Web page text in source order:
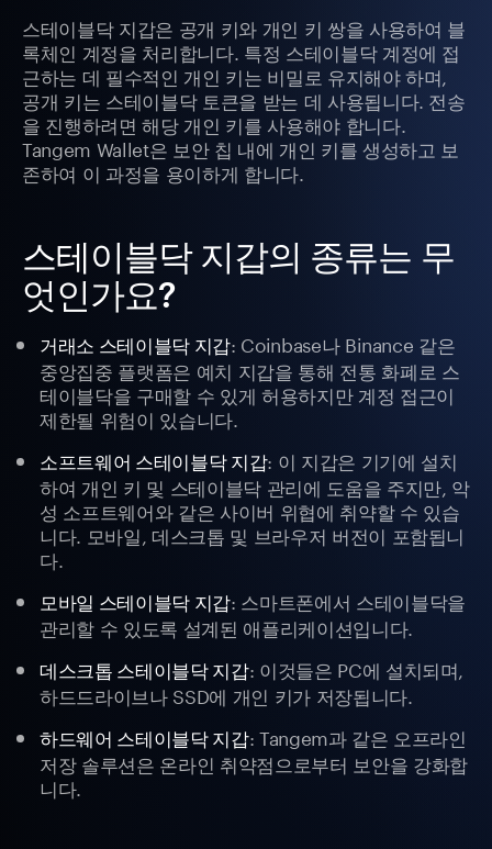
스테이블닥 지갑은 공개 키와 개인 키 쌍을 사용하여 블
록체인 계정을 처리합니다. 특정 스테이블닥 계정에 접
근하는 데 필수적인 개인 키는 비밀로 유지해야 하며,
공개 키는 스테이블닥 토큰을 받는 데 사용됩니다. 전송
을 진행하려면 해당 개인 키를 사용해야 합니다.
Tangem Wallet은 보안 칩 내에 개인 키를 생성하고 보
존하여 이 과정을 용이하게 합니다.
스테이블닥 지갑의 종류는 무
엇인가요?
거래소 스테이블닥 지갑: Coinbase나 Binance 같은
중앙집중 플랫폼은 예치 지갑을 통해 전통 화폐로 스
테이블닥을 구매할 수 있게 허용하지만 계정 접근이
제한될 위험이 있습니다.
소프트웨어 스테이블닥 지갑: 이 지갑은 기기에 설치
하여 개인 키 및 스테이블닥 관리에 도움을 주지만, 악
성 소프트웨어와 같은 사이버 위협에 취약할 수 있습
니다. 모바일, 데스크톱 및 브라우저 버전이 포함됩니
다.
모바일 스테이블닥 지갑: 스마트폰에서 스테이블닥을
관리할 수 있도록 설계된 애플리케이션입니다.
데스크톱 스테이블닥 지갑: 이것들은 PC에 설치되며,
하드드라이브나 SSD에 개인 키가 저장됩니다.
하드웨어 스테이블닥 지갑: Tangem과 같은 오프라인
저장 솔루션은 온라인 취약점으로부터 보안을 강화합
니다.